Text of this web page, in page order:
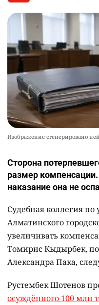
Изображение сгенерировано
Сторона
размер
наказание она не
Судебная коллегия
Алматинского
увеличивать
Томирис Кыдырбек,
Александра Пака,
Рустембек Шотенов
осуждённого 100 млн